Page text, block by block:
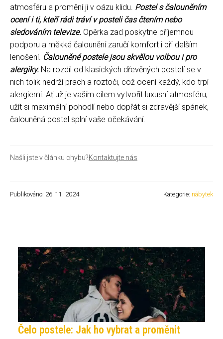
atmosféru a promění ji v oázu klidu. Postel s čalouněním
ocení i ti, kteří rádi tráví v posteli čas čtením nebo
sledováním televize. Opěrka zad poskytne příjemnou
podporu a měkké čalounění zaručí komfort i při delším
lenošení. Čalouněné postele jsou skvělou volbou i pro
alergiky. Na rozdíl od klasických dřevěných postelí se v
nich tolik nedrží prach a roztoči, což ocení každý, kdo trpí
alergiemi. Ať už je vaším cílem vytvořit luxusní atmosféru,
užít si maximální pohodlí nebo dopřát si zdravější spánek,
čalouněná postel splní vaše očekávání.
Našli jste v článku chybu?Kontaktujte nás
Publikováno: 26. 11. 2024 Kategorie: nábytek
Čelo postele: Jak ho vybrat a proměnit